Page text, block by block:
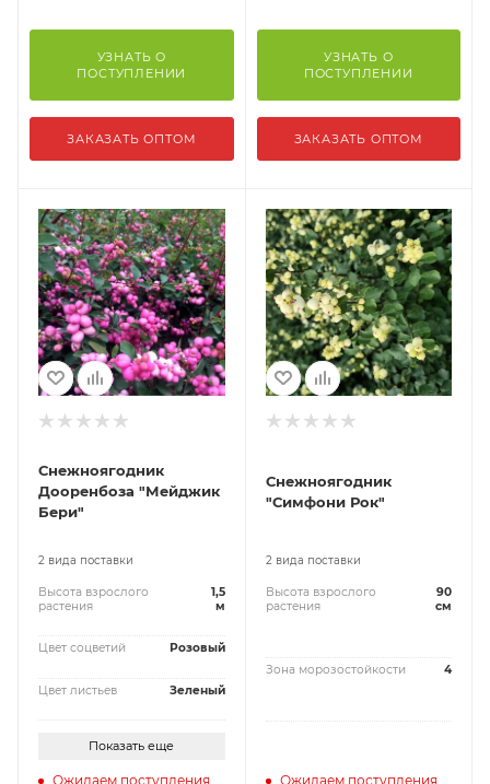
УЗНАТЬ О
ПОСТУПЛЕНИИ
ЗАКАЗАТЬ ОПТОМ
УЗНАТЬ О
ПОСТУПЛЕНИИ
ЗАКАЗАТЬ ОПТОМ
Снежноягодник
Дооренбоза "Мейджик
Бери"
2 вида поставки
Высота взрослого
растения
1,5
м
Цвет соцветий Розовый
Цвет листьев Зеленый
Показать еще
Ожидаем поступления
Снежноягодник
"Симфони Рок"
2 вида поставки
Высота взрослого
растения
90
см
Зона морозостойкости 4
Ожидаем поступления